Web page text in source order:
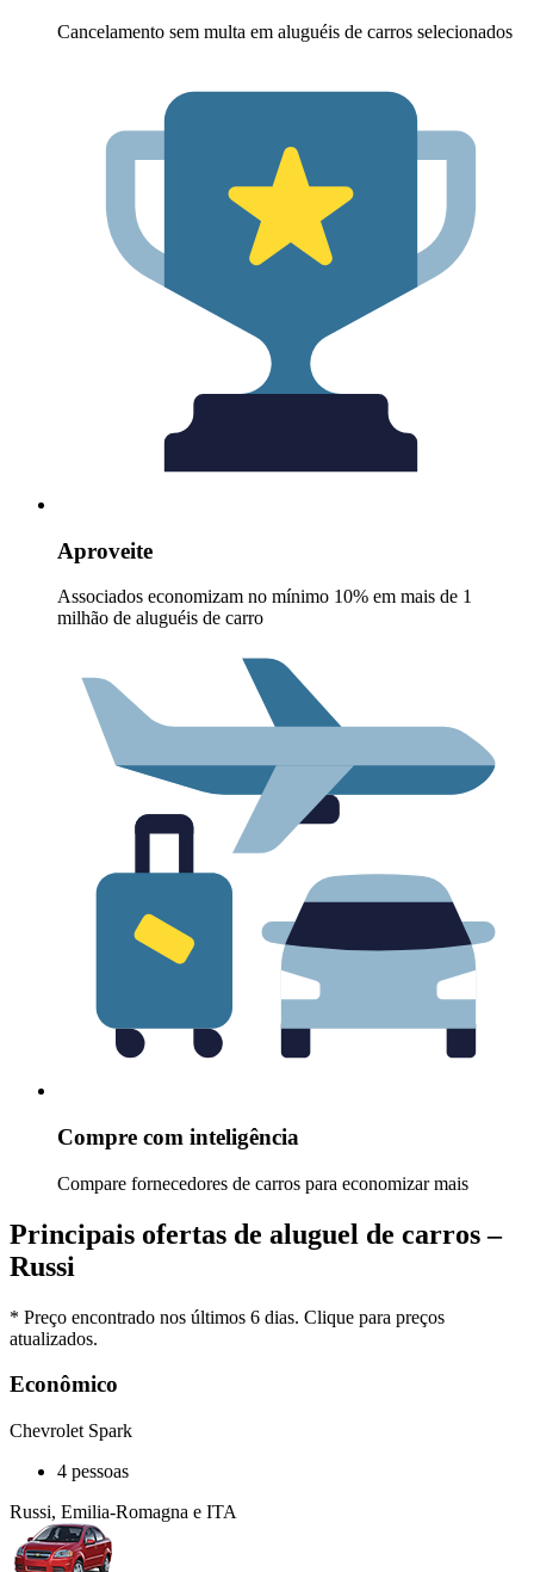
Cancelamento sem multa em aluguéis de carros selecionados
Aproveite
Associados economizam no mínimo 10% em mais de 1
milhão de aluguéis de carro
Compre com inteligência
Compare fornecedores de carros para economizar mais
Principais ofertas de aluguel de carros –
Russi
* Preço encontrado nos últimos 6 dias. Clique para preços
atualizados.
Econômico
Chevrolet Spark
4 pessoas
Russi, Emilia-Romagna e ITA